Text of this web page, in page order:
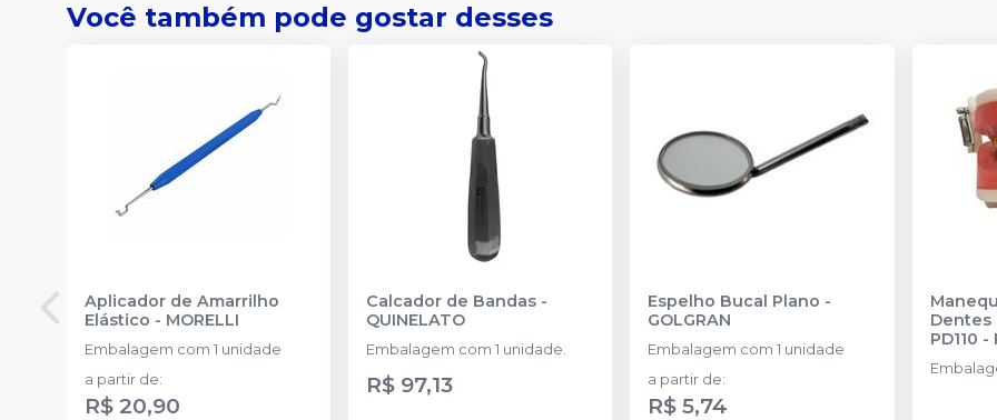
Você também pode gostar desses
Aplicador de Amarrilho
Elástico - MORELLI
Embalagem com 1 unidade
a partir de:
R$ 20,90
Calcador de Bandas -
QUINELATO
Embalagem com 1 unidade.
R$ 97,13
Espelho Bucal Plano -
GOLGRAN
Embalagem com 1 unidade
a partir de:
R$ 5,74
Dentes
PD110 -